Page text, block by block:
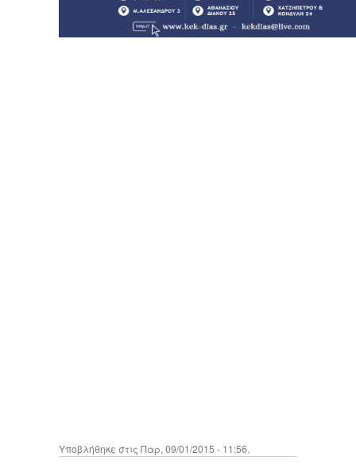
Υποβλήθηκε στις Παρ, 09/01/2015 - 11:56.